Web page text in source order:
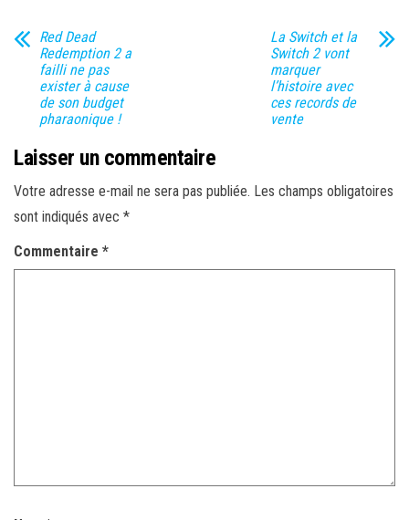
Red Dead
Redemption 2 a
failli ne pas
exister à cause
de son budget
pharaonique !
La Switch et la
Switch 2 vont
marquer
l’histoire avec
ces records de
vente
Laisser un commentaire
Votre adresse e-mail ne sera pas publiée. Les champs obligatoires
sont indiqués avec *
Commentaire *